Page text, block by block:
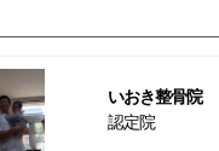
いおき整骨院
認定院